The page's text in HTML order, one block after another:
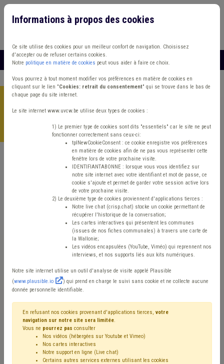
Accueil >Marchés publics
de la crise sanitaire, est-ce que le collège communal peut
fixer les conditions de marché?
Marchés publics
Covid 19 – Dans le
contexte de la crise
sanitaire, est-ce que le
collège communal peut
être compétent pour
choisir la procédure de
passation et fixer les
conditions de marché?
Informations à propos des cookies
Ce site utilise des cookies pour un meilleur confort de navigation. Choisissez
d'accepter ou de refuser certains cookies.
Notre politique en matière de cookies peut vous aider à faire ce choix.
Vous pourrez à tout moment modifier vos préférences en matière de cookies en
cliquant sur le lien "Cookies: retrait du consentement" qui se trouve dans le bas de
chaque page du site internet.
Le site internet www.uvcw.be utilise deux types de cookies :
1) Le premier type de cookies sont dits "essentiels" car le site ne peut
fonctionner correctement sans ceux-ci:
tplNewCookieConsent : ce cookie enregistre vos préférences
en matière de cookies afin de ne pas vous représenter cette
fenêtre lors de votre prochaine visite.
IDENTIFIANTABONNE : lorsque vous vous identifiez sur
notre site internet avec votre identifiant et mot de passe, ce
cookie s'ajoute et permet de garder votre session active lors
de votre prochaine visite.
2) Le deuxième type de cookies proviennent d'applications tierces :
Notre live chat (crisp.chat) stocke un cookie permettant de
récupérer l'historique de la conversation;
Les cartes interactives qui présentent les communes
(issues de nos fiches communales) à travers une carte de
la Wallonie;
Les vidéos encapsulées (YouTube, Viméo) qui reprennent nos
interviews, et nos supports liés aux kits numériques.
Notre site internet utilise un outil d'analyse de visite appelé Plausible
(www.plausible.io
) qui prend en charge le suivi sans cookie et ne collecte aucune
donnée personnelle identifiable.
En refusant nos cookies provenant d'applications tierces, votre
navigation sur notre site sera limitée.
Vous ne pourrez pas consulter
Nos vidéos (hébergées sur Youtube et Vimeo)
Nos cartes interactives
Notre support en ligne (Live chat)
Certains autres services externes utilisant les cookies